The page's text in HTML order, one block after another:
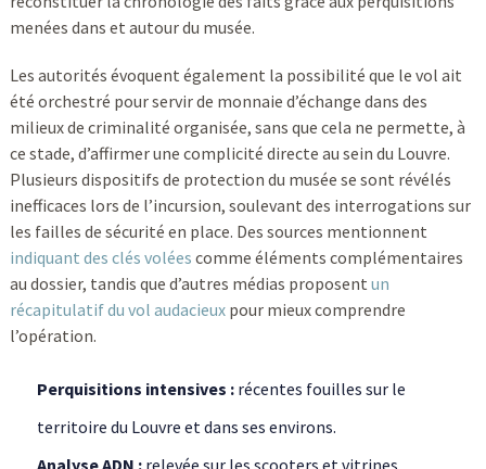
menées dans et autour du musée.
Les autorités évoquent également la possibilité que le vol ait
été orchestré pour servir de monnaie d’échange dans des
milieux de criminalité organisée, sans que cela ne permette, à
ce stade, d’affirmer une complicité directe au sein du Louvre.
Plusieurs dispositifs de protection du musée se sont révélés
inefficaces lors de l’incursion, soulevant des interrogations sur
les failles de sécurité en place. Des sources mentionnent
indiquant des clés volées comme éléments complémentaires
au dossier, tandis que d’autres médias proposent un
récapitulatif du vol audacieuxpour mieux comprendre
l’opération.
Perquisitions intensives :récentes fouilles sur le
territoire du Louvre et dans ses environs.